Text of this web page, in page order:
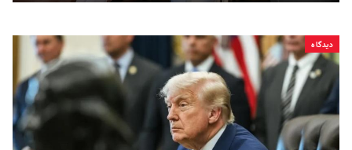
دیدگاه